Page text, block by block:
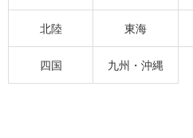
北陸 東海
四国 九州・沖縄